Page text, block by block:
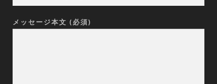
メッセージ本文 (必須)